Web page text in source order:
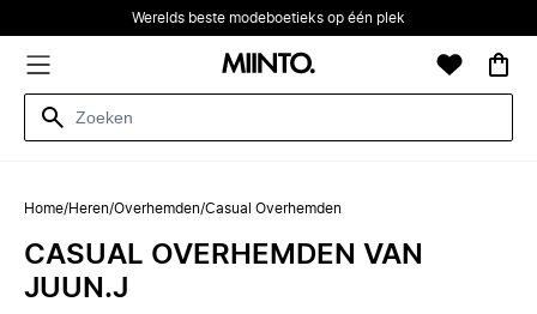
Werelds beste modeboetieks op één plek
Home/Heren/Overhemden/Casual Overhemden
CASUAL OVERHEMDEN VAN
JUUN.J